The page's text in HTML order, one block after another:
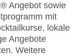
Angebot sowie
mit
lokale
Angebote
Weitere